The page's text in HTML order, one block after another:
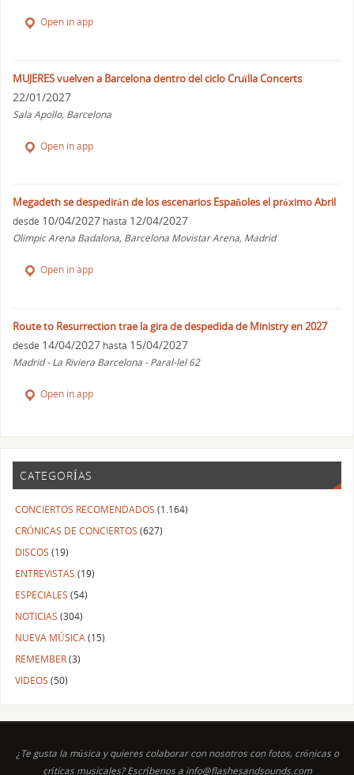
Open in app
MUJERES vuelven a Barcelona dentro del ciclo Cruïlla Concerts
22/01/2027
Sala Apollo, Barcelona
Open in app
Megadeth se despedirán de los escenarios Españoles el próximo Abril
desde 10/04/2027 hasta 12/04/2027
Olimpic Arena Badalona, Barcelona Movistar Arena, Madrid
Open in app
Route to Resurrection trae la gira de despedida de Ministry en 2027
desde 14/04/2027 hasta 15/04/2027
Madrid - La Riviera Barcelona - Paral-lel 62
Open in app
CATEGORÍAS
CONCIERTOS RECOMENDADOS (1.164)
CRÓNICAS DE CONCIERTOS (627)
DISCOS (19)
ENTREVISTAS (19)
ESPECIALES (54)
NOTICIAS (304)
NUEVA MÚSICA(15)
REMEMBER(3)
VIDEOS (50)
¿Te gusta la música y quieres colaborar con nosotros con fotos, crónicas o
críticas musicales? Escríbenos a info@flashesandsounds.com